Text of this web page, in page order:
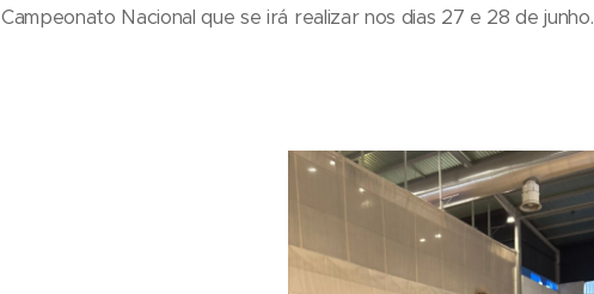
Campeonato Nacional que se irá realizar nos dias 27 e 28 de junho.